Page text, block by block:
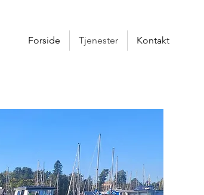
Forside Tjenester Kontakt